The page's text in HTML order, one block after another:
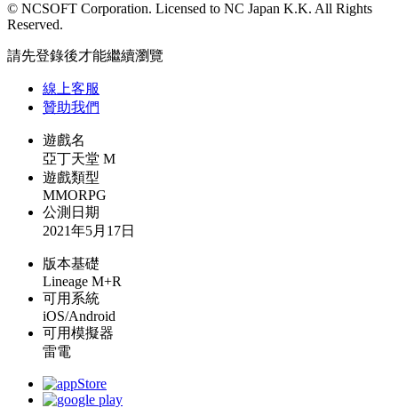
© NCSOFT Corporation. Licensed to NC Japan K.K. All Rights
Reserved.
請先登錄後才能繼續瀏覽
線上客服
贊助我們
遊戲名
亞丁天堂 M
遊戲類型
MMORPG
公測日期
2021年5月17日
版本基礎
Lineage M+R
可用系統
iOS/Android
可用模擬器
雷電